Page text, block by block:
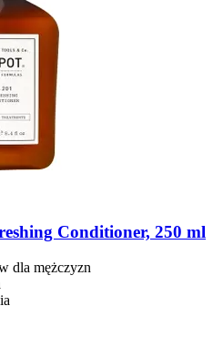
Conditioner, 250 ml
dla mężczyzn